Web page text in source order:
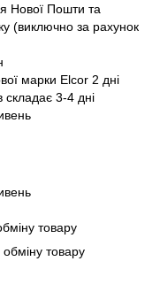
Нової Пошти та
(виключно за рахунок
марки Elcor 2 дні
складає 3-4 дні
товару
товару